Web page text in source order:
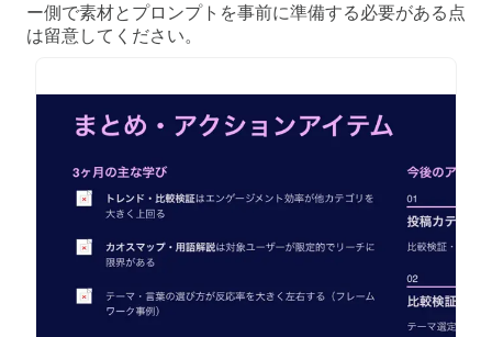
ー側で素材とプロンプトを事前に準備する必要がある点
は留意してください。